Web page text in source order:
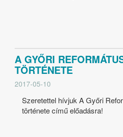
A GYŐRI
TÖRTÉNETE
2017-05-10
Szeretettel hívjuk A Győri
története című előadásra!